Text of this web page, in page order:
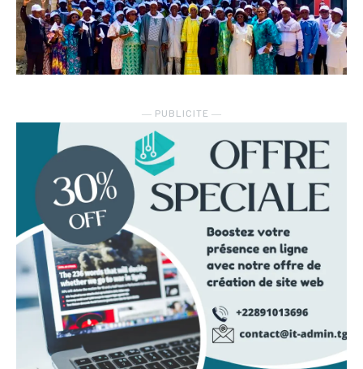
― PUBLICITE ―